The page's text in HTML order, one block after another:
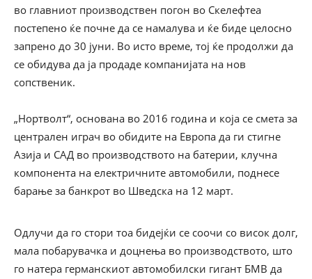
во главниот производствен погон во Скелефтеа
постепено ќе почне да се намалува и ќе биде целосно
запрено до 30 јуни. Во исто време, тој ќе продолжи да
се обидува да ја продаде компанијата на нов
сопственик.
„Нортволт“, основана во 2016 година и која се смета за
централен играч во обидите на Европа да ги стигне
Азија и САД во производството на батерии, клучна
компонента на електричните автомобили, поднесе
барање за банкрот во Шведска на 12 март.
Одлучи да го стори тоа бидејќи се соочи со висок долг,
мала побарувачка и доцнења во производството, што
го натера германскиот автомобилски гигант БМВ да